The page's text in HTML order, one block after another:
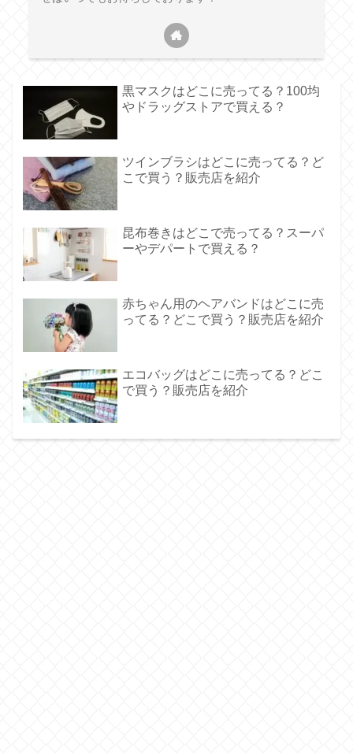
黒マスクはどこに売ってる？100均
やドラッグストアで買える？
ツインブラシはどこに売ってる？ど
こで買う？販売店を紹介
昆布巻きはどこで売ってる？スーパ
ーやデパートで買える？
赤ちゃん用のヘアバンドはどこに売
ってる？どこで買う？販売店を紹介
エコバッグはどこに売ってる？どこ
で買う？販売店を紹介